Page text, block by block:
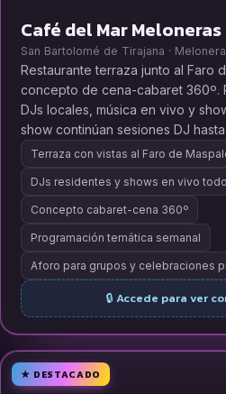
Café del Mar Meloneras
San Bartolomé de Tirajana ·
Restaurante terraza junto al Faro
concepto de cena-cabaret 360º.
DJs locales, música en vivo y
show continúan sesiones DJ
Terraza con vistas al Faro de
DJs residentes y shows en vivo
Concepto cabaret-cena 360º
Programación temática semanal
Aforo para grupos y celebraciones
🔒 Accede para ver
★ DESTACADO